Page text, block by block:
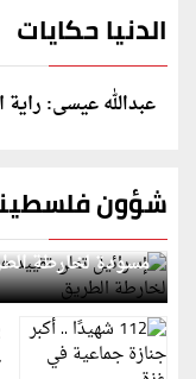
الدنيا حكايات
عبدالله عيسى: راية
شؤون
إسرائيل تعلن
مسودة لخارطة